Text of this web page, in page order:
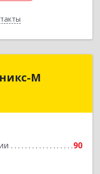
М
90
Оникс-М
Сафоновский р-н,